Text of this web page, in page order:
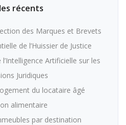
récents
des Marques et Brevets
de l’Huissier de Justice
l’Intelligence Artificielle sur les
Juridiques
du locataire âgé
alimentaire
par destination